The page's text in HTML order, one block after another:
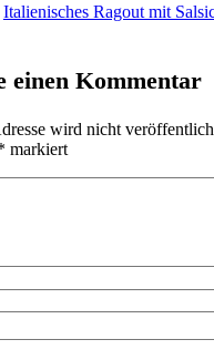
Italienisches Ragout mit
einen Kommentar
wird nicht
markiert